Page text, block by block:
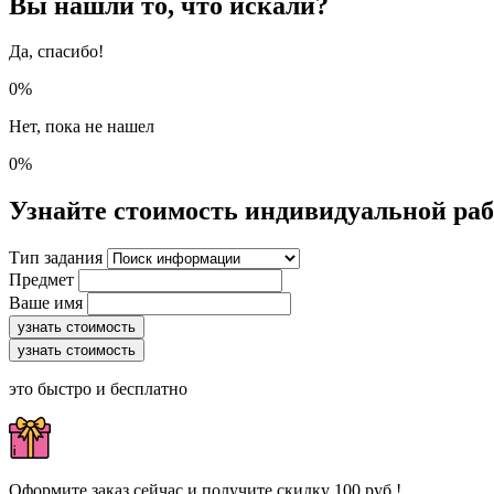
Да, спасибо!
0%
Нет, пока не нашел
0%
Узнайте стоимость индивидуальной
Тип задания
Предмет
Ваше имя
узнать стоимость
узнать стоимость
это быстро и бесплатно